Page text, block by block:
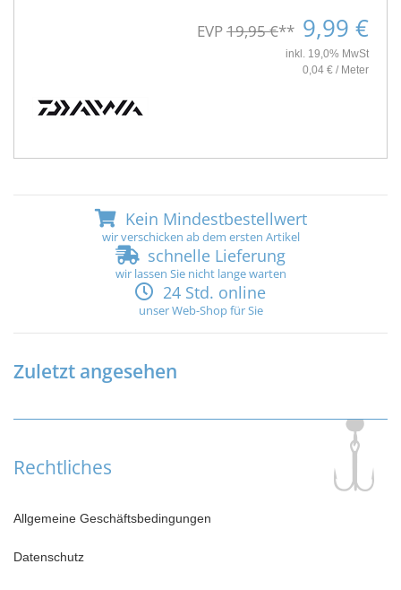
EVP19,95 €** 9,99 €
inkl. 19,0% MwSt
0,04 € / Meter
Kein Mindestbestellwert
wir verschicken ab dem ersten Artikel
schnelle Lieferung
wir lassen Sie nicht lange warten
24 Std. online
unser Web-Shop für Sie
Zuletzt angesehen
Rechtliches
Allgemeine Geschäftsbedingungen
Datenschutz